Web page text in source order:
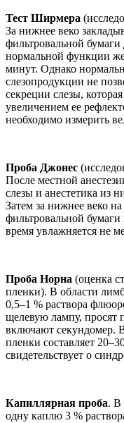
Тест Ширмера
За нижнее веко
фильтровальной
нормальной функции
минут. Однако
слезопродукции не
секреции слезы,
увеличением ее
необходимо измерить
Проба Джонес
После местной
слезы и анестетика из
Затем за нижнее веко
фильтровальной бумаги
время увлажняется не
Проба Норна (оценка
пленки). В области
0,5–1 % раствора
щелевую лампу, просят
включают секундомер.
пленки составляет
свидетельствует о
Капиллярная проба. В
одну каплю 3 %